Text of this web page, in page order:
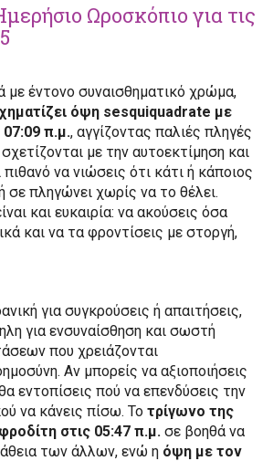
Ωροσκόπιο για τις
με έντονο συναισθηματικό χρώμα,
όψη sesquiquadrate με
07:09 π.μ., αγγίζοντας παλιές πληγές
με την αυτοεκτίμηση και
να νιώσεις ότι κάτι ή κάποιος
σε πληγώνει χωρίς να το θέλει.
και ευκαιρία: να ακούσεις όσα
και να τα φροντίσεις με στοργή,
για συγκρούσεις ή απαιτήσεις,
για ενσυναίσθηση και σωστή
που χρειάζονται
Αν μπορείς να αξιοποιήσεις
εντοπίσεις πού να επενδύσεις την
να κάνεις πίσω. Το τρίγωνο της
στις 05:47 π.μ. σε βοηθά να
των άλλων, ενώ η όψη με τον